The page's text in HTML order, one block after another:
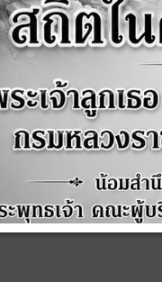
รายงานผลการดำเนินการ
รายงานผลการดำเนินการ